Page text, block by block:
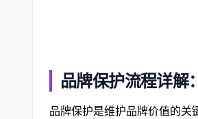
品牌保护流程详解
品牌保护是维护品牌价值的关